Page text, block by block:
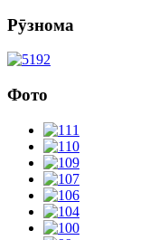
Рӯзнома
Фото